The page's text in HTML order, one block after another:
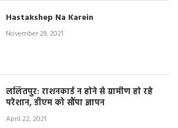
Hastakshep Na Karein
November 29, 2021
ललितपुर: राशनकार्ड न होने से ग्रामीण हो रहे
परेशान, डीएम को सौंपा ज्ञापन
April 22, 2021